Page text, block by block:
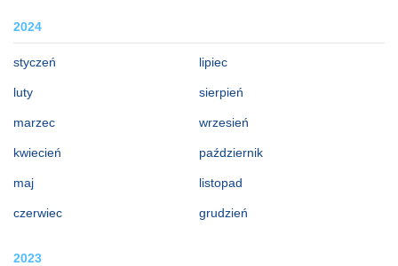
2024
styczeń
luty
marzec
kwiecień
maj
czerwiec
lipiec
sierpień
wrzesień
październik
listopad
grudzień
2023